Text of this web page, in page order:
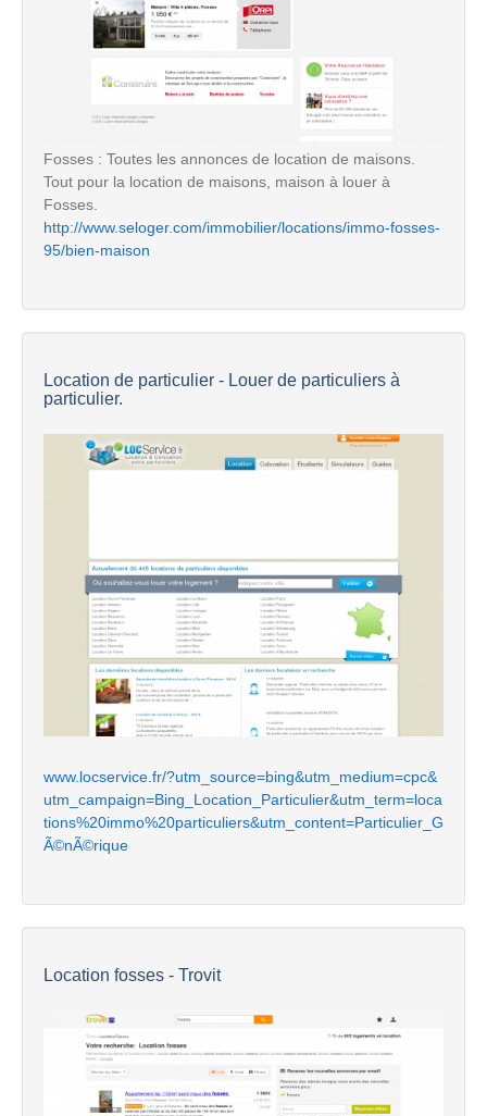
Fosses : Toutes les annonces de location de maisons.
Tout pour la location de maisons, maison à louer à
Fosses.
http://www.seloger.com/immobilier/locations/immo-fosses-
95/bien-maison
Location de particulier - Louer de particuliers à
particulier.
www.locservice.fr/?utm_source=bing&utm_medium=cpc&
utm_campaign=Bing_Location_Particulier&utm_term=loca
tions%20immo%20particuliers&utm_content=Particulier_G
Ã©nÃ©rique
Location fosses - Trovit